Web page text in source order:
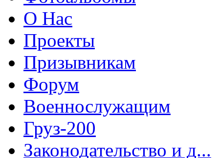
О Нас
Проекты
Призывникам
Форум
Военнослужащим
Груз-200
Законодательство и д...